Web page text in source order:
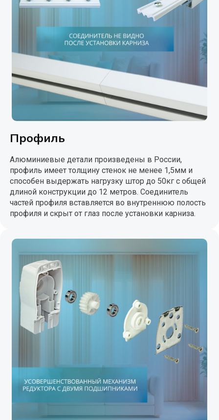
Профиль
Алюминиевые детали произведены в России,
профиль имеет толщину стенок не менее 1,5мм и
способен выдержать нагрузку штор до 50кг с общей
длиной конструкции до 12 метров. Соединитель
частей профиля вставляется во внутреннюю полость
профиля и скрыт от глаз после установки карниза.